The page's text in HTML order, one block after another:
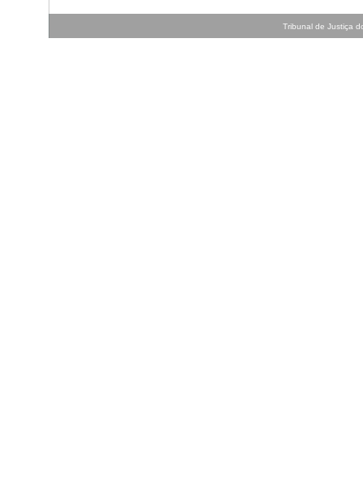
Tribunal de Justiça